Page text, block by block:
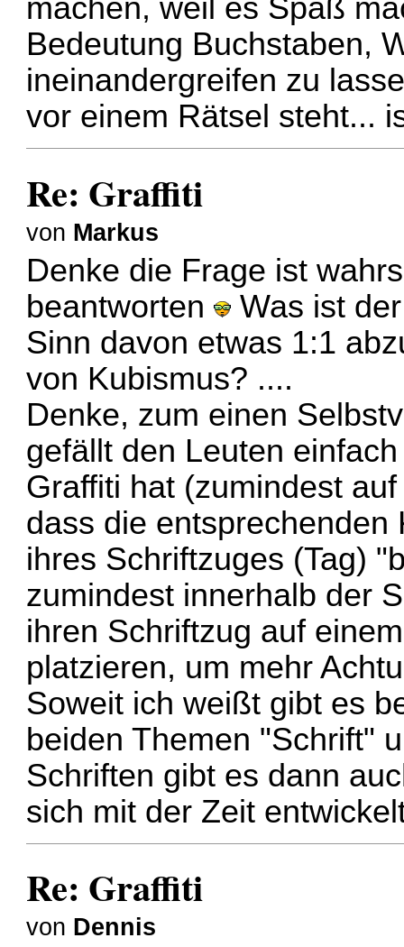
machen, weil es Spaß
Bedeutung Buchstaben,
ineinandergreifen zu
vor einem Rätsel steht...
Re: Graffiti
von Markus
Denke die Frage ist
beantworten
Was ist
Sinn davon etwas 1:1
von Kubismus? ....
Denke, zum einen
gefällt den Leuten
Graffiti hat (zumindest
dass die entsprechenden
ihres Schriftzuges (Tag)
zumindest innerhalb der
ihren Schriftzug auf
platzieren, um mehr
Soweit ich weißt gibt es
beiden Themen "Schrift"
Schriften gibt es dann
sich mit der Zeit
Re: Graffiti
von Dennis